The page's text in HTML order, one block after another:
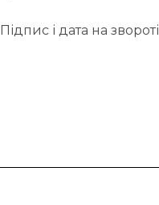
Підпис і дата на звороті